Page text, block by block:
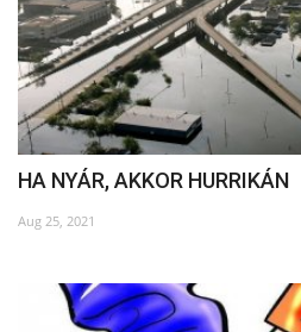
HA NYÁR, AKKOR HURRIKÁN
Aug 25, 2021